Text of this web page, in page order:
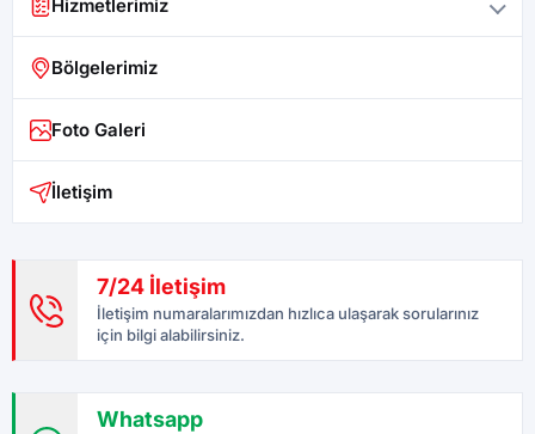
Hizmetlerimiz
Bölgelerimiz
Foto Galeri
İletişim
7/24 İletişim
İletişim numaralarımızdan hızlıca ulaşarak sorularınız
için bilgi alabilirsiniz.
Whatsapp